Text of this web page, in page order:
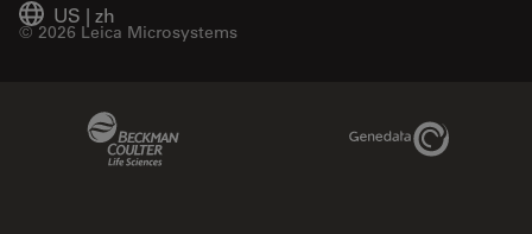
US | zh
© 2026 Leica Microsystems
Genedata Link